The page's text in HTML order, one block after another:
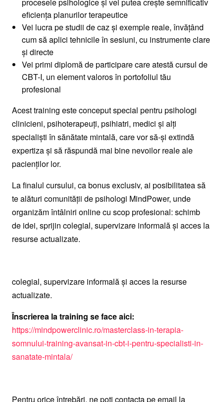
procesele psihologice și vei putea crește semnificativ
eficiența planurilor terapeutice
Vei lucra pe studii de caz și exemple reale, învățând
cum să aplici tehnicile în sesiuni, cu instrumente clare
și directe
Vei primi diplomă de participare care atestă cursul de
CBT-I, un element valoros în portofoliul tău
profesional
Acest training este conceput special pentru psihologi
clinicieni, psihoterapeuți, psihiatri, medici și alți
specialiști în sănătate mintală, care vor să-și extindă
expertiza și să răspundă mai bine nevoilor reale ale
pacienților lor.
La finalul cursului, ca bonus exclusiv, ai posibilitatea să
te alături comunității de psihologi MindPower, unde
organizăm întâlniri online cu scop profesional: schimb
de idei, sprijin colegial, supervizare informală și acces la
resurse actualizate.
colegial, supervizare informală și acces la resurse
actualizate.
Înscrierea la training se face aici:
https://mindpowerclinic.ro/masterclass-in-terapia-
somnului-training-avansat-in-cbt-i-pentru-specialisti-in-
sanatate-mintala/
Pentru orice întrebări, ne poți contacta pe email la